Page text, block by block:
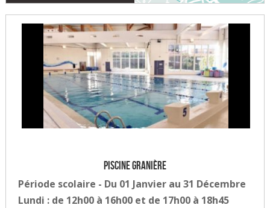
Piscine Granière
Période scolaire - Du 01 Janvier au 31 Décembre
Lundi : de 12h00 à 16h00 et de 17h00 à 18h45